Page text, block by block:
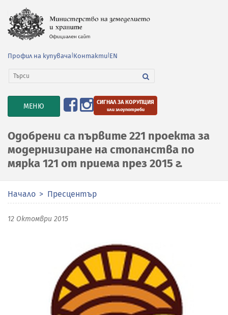
Профил на купувача Контакти EN
TOGGLE
NAVIGATION
МЕНЮ СИГНАЛ ЗА КОРУПЦИЯ
или злоупотреби
Одобрени са първите 221 проекта за
модернизиране на стопанства по
мярка 121 от приема през 2015 г.
Начало Пресцентър
12 Октомври 2015